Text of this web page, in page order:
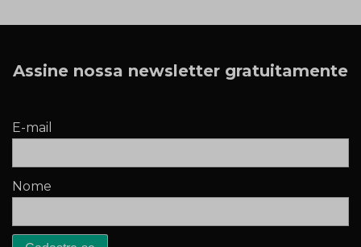
Assine nossa newsletter gratuitamente
E-mail
Nome